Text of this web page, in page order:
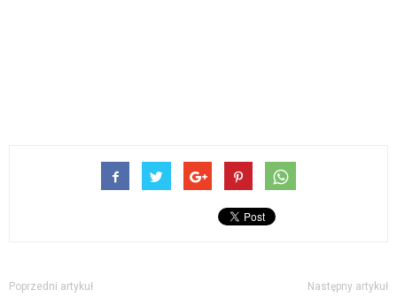
Poprzedni artykuł Następny artykuł